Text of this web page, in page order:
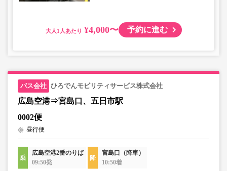
大人 ¥4,000〜 予約に進む
ひろでんモビリティサービス株式会社
広島空港⇒宮島口、五日市駅
0002便
昼行便
広島空港2番のりば
09:50発
宮島口（降車）
10:50着